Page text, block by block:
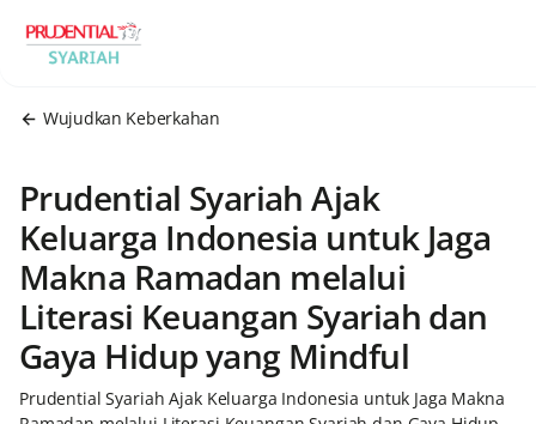
Wujudkan Keberkahan
Prudential Syariah Ajak
Keluarga Indonesia untuk Jaga
Makna Ramadan melalui
Literasi Keuangan Syariah dan
Gaya Hidup yang Mindful
Prudential Syariah Ajak Keluarga Indonesia untuk Jaga Makna